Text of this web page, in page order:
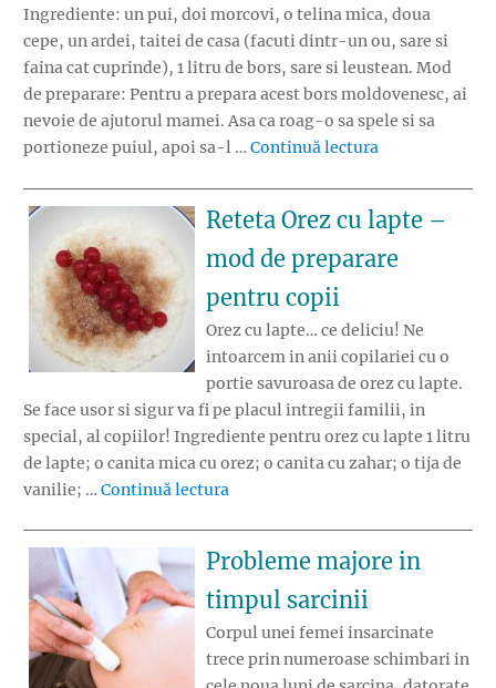
Ingrediente: un pui, doi morcovi, o telina mica, doua
cepe, un ardei, taitei de casa (facuti dintr-un ou, sare si
faina cat cuprinde), 1 litru de bors, sare si leustean. Mod
de preparare: Pentru a prepara acest bors moldovenesc, ai
nevoie de ajutorul mamei. Asa ca roag-o sa spele si sa
portioneze puiul, apoi sa-l … Continuă lectura
Reteta Orez cu lapte –
mod de preparare
pentru copii
Orez cu lapte… ce deliciu! Ne
intoarcem in anii copilariei cu o
portie savuroasa de orez cu lapte.
Se face usor si sigur va fi pe placul intregii familii, in
special, al copiilor! Ingrediente pentru orez cu lapte 1 litru
de lapte; o canita mica cu orez; o canita cu zahar; o tija de
vanilie; … Continuă lectura
Probleme majore in
timpul sarcinii
Corpul unei femei insarcinate
trece prin numeroase schimbari in